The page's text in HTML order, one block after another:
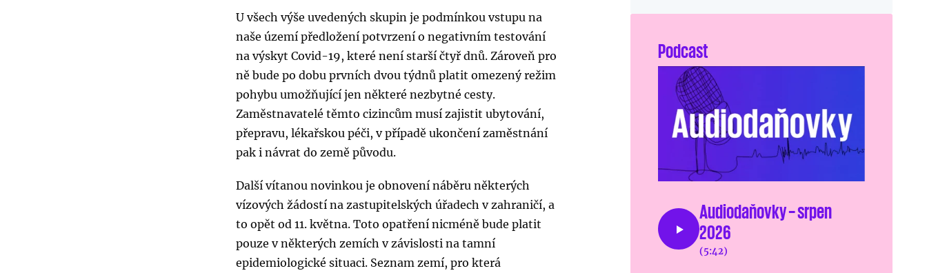
U všech výše uvedených skupin je podmínkou vstupu na
naše území předložení potvrzení o negativním testování
na výskyt Covid-19, které není starší čtyř dnů. Zároveň pro
ně bude po dobu prvních dvou týdnů platit omezený režim
pohybu umožňující jen některé nezbytné cesty.
Zaměstnavatelé těmto cizincům musí zajistit ubytování,
přepravu, lékařskou péči, v případě ukončení zaměstnání
pak i návrat do země původu.
Další vítanou novinkou je obnovení náběru některých
vízových žádostí na zastupitelských úřadech v zahraničí, a
to opět od 11. května. Toto opatření nicméně bude platit
pouze v některých zemích v závislosti na tamní
epidemiologické situaci. Seznam zemí, pro která
Podcast
Audiodaňovky – srpen
2026
(5:42)